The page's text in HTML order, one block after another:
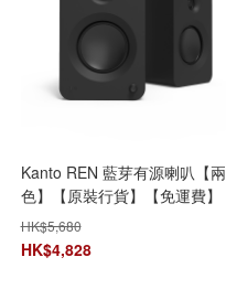
Kanto REN 藍芽有源喇叭【兩
色】【原裝行貨】【免運費】
【+贈送1件JBL Go 3迷你防水
藍牙喇叭 (顏色隨機派送)】**限
時購**
HK$5,680
HK$4,828